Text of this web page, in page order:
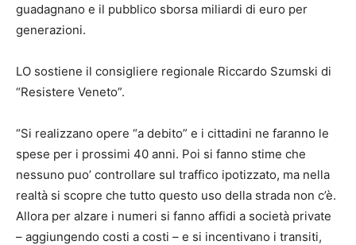
guadagnano e il pubblico sborsa miliardi di euro per
generazioni.
LO sostiene il consigliere regionale Riccardo Szumski di
“Resistere Veneto”.
“Si realizzano opere “a debito” e i cittadini ne faranno le
spese per i prossimi 40 anni. Poi si fanno stime che
nessuno puo’ controllare sul traffico ipotizzato, ma nella
realtà si scopre che tutto questo uso della strada non c’è.
Allora per alzare i numeri si fanno affidi a società private
– aggiungendo costi a costi – e si incentivano i transiti,